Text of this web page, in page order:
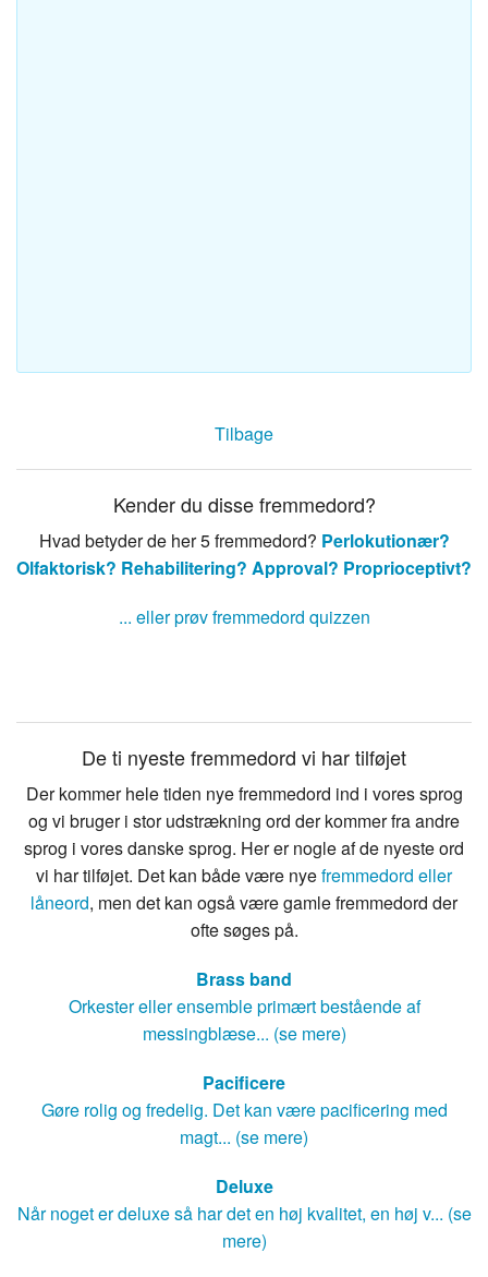
Tilbage
Kender du disse fremmedord?
Hvad betyder de her 5 fremmedord? Perlokutionær?
Olfaktorisk? Rehabilitering? Approval? Proprioceptivt?
... eller prøv fremmedord quizzen
De ti nyeste fremmedord vi har tilføjet
Der kommer hele tiden nye fremmedord ind i vores sprog
og vi bruger i stor udstrækning ord der kommer fra andre
sprog i vores danske sprog. Her er nogle af de nyeste ord
vi har tilføjet. Det kan både være nyefremmedord eller
låneord, men det kan også være gamle fremmedord der
ofte søges på.
Brass band
Orkester eller ensemble primært bestående af
messingblæse... (se mere)
Pacificere
Gøre rolig og fredelig. Det kan være pacificering med
magt... (se mere)
Deluxe
Når noget er deluxe så har det en høj kvalitet, en høj v... (se
mere)